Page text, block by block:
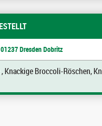
Dresden Dobritz
, Knackige Broccoli-Röschen,